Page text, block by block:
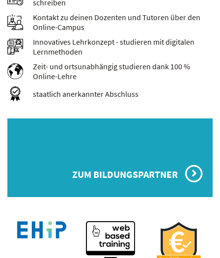
schreiben
Kontakt zu deinen Dozenten und Tutoren über den
Online-Campus
Innovatives Lehrkonzept - studieren mit digitalen
Lernmethoden
Zeit- und ortsunabhängig studieren dank 100 %
Online-Lehre
staatlich anerkannter Abschluss
ZUM BILDUNGSPARTNER